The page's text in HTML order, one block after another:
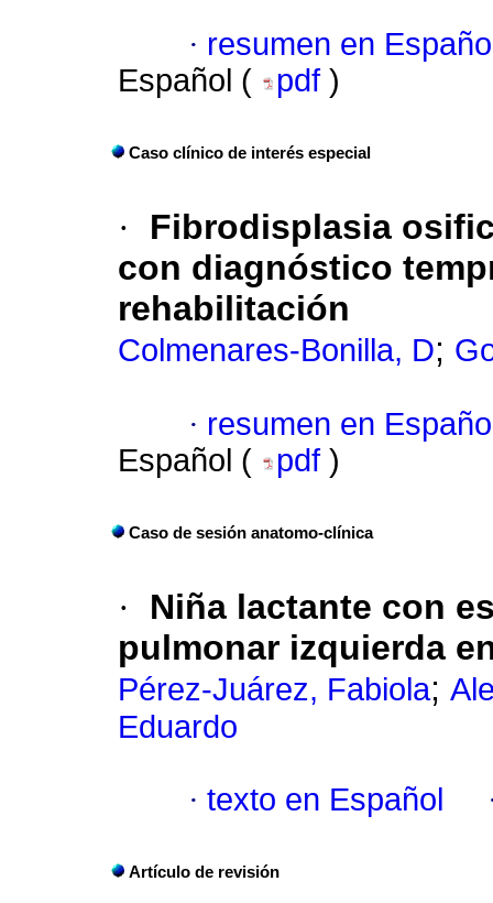
· resumen en
Español (
pdf )
Caso clínico de interés especial
·
Fibrodisplasia
con diagnóstico
rehabilitación
Colmenares-Bonilla, D;
· resumen en
Español (
pdf )
Caso de sesión anatomo-clínica
·
Niña lactante con
pulmonar izquierda
Pérez-Juárez, Fabiola;
Eduardo
· texto en Español
Artículo de revisión